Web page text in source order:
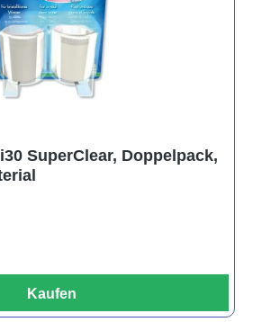
SuperClear, Doppelpack,
Kaufen